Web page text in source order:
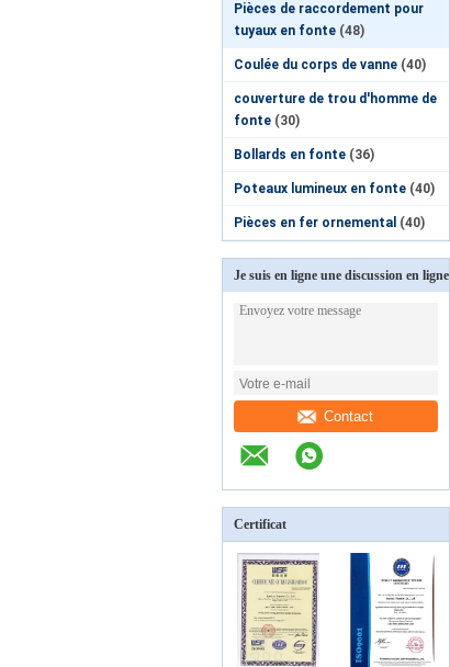
Pièces de raccordement pour
tuyaux en fonte (48)
Coulée du corps de vanne (40)
couverture de trou d'homme de
fonte (30)
Bollards en fonte (36)
Poteaux lumineux en fonte (40)
Pièces en fer ornemental (40)
Je suis en ligne une discussion en ligne
Contact
Certificat